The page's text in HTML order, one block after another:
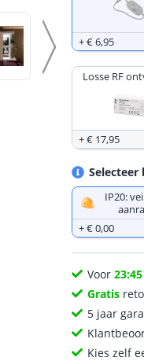
+€ 6,95
Losse RF
+€ 17,95
Selecteer
IP20:
+€ 0,00
Voor
Gratis
5 jaar
Kies zelf